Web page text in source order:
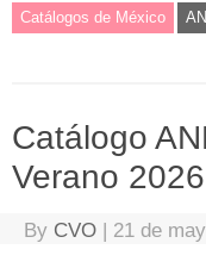
Catálogos de México
Catálogo
Verano
By CVO | 21 de